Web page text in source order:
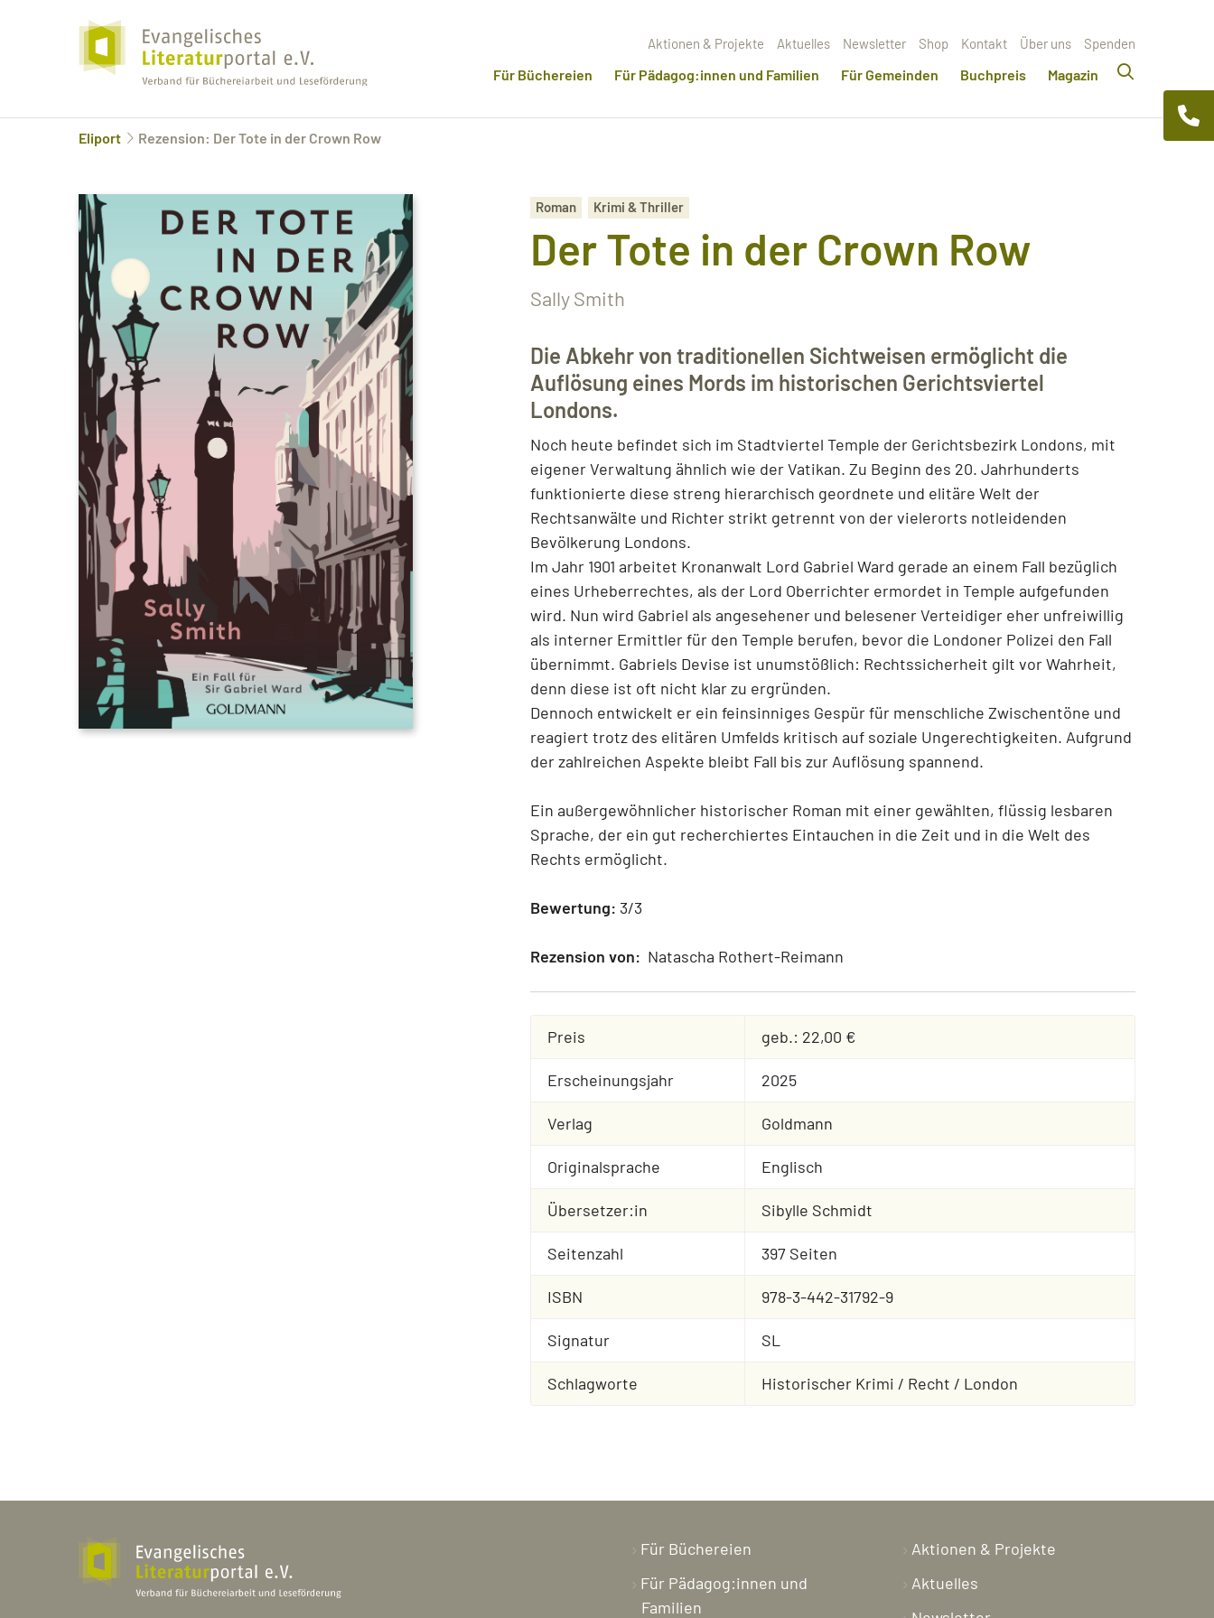
Aktionen & Projekte Aktuelles Newsletter Shop Kontakt Über uns Spenden
Für Büchereien Für Pädagog:innen und Familien Für Gemeinden Buchpreis Magazin
Eliport Rezension: Der Tote in der Crown Row
Roman Krimi & Thriller
Der Tote in der Crown Row
Sally Smith
Die Abkehr von traditionellen Sichtweisen ermöglicht die
Auflösung eines Mords im historischen Gerichtsviertel
Londons.
Noch heute befindet sich im Stadtviertel Temple der Gerichtsbezirk Londons, mit
eigener Verwaltung ähnlich wie der Vatikan. Zu Beginn des 20. Jahrhunderts
funktionierte diese streng hierarchisch geordnete und elitäre Welt der
Rechtsanwälte und Richter strikt getrennt von der vielerorts notleidenden
Bevölkerung Londons.
Im Jahr 1901 arbeitet Kronanwalt Lord Gabriel Ward gerade an einem Fall bezüglich
eines Urheberrechtes, als der Lord Oberrichter ermordet in Temple aufgefunden
wird. Nun wird Gabriel als angesehener und belesener Verteidiger eher unfreiwillig
als interner Ermittler für den Temple berufen, bevor die Londoner Polizei den Fall
übernimmt. Gabriels Devise ist unumstößlich: Rechtssicherheit gilt vor Wahrheit,
denn diese ist oft nicht klar zu ergründen.
Dennoch entwickelt er ein feinsinniges Gespür für menschliche Zwischentöne und
reagiert trotz des elitären Umfelds kritisch auf soziale Ungerechtigkeiten. Aufgrund
der zahlreichen Aspekte bleibt Fall bis zur Auflösung spannend.
Ein außergewöhnlicher historischer Roman mit einer gewählten, flüssig lesbaren
Sprache, der ein gut recherchiertes Eintauchen in die Zeit und in die Welt des
Rechts ermöglicht.
Bewertung: 3/3
Rezension von: Natascha Rothert-Reimann
Preis geb.: 22,00 €
Erscheinungsjahr 2025
Verlag Goldmann
Originalsprache Englisch
Übersetzer:in Sibylle Schmidt
Seitenzahl 397 Seiten
ISBN 978-3-442-31792-9
Signatur SL
Schlagworte Historischer Krimi / Recht / London
Für Büchereien
Für Pädagog:innen und
Familien
Aktionen & Projekte
Aktuelles